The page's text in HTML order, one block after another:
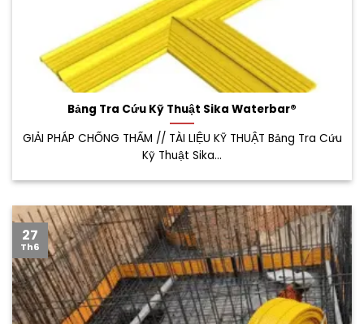
Bảng Tra Cứu Kỹ Thuật Sika Waterbar®
GIẢI PHÁP CHỐNG THẤM // TÀI LIỆU KỸ THUẬT Bảng Tra Cứu
Kỹ Thuật Sika...
27
Th6